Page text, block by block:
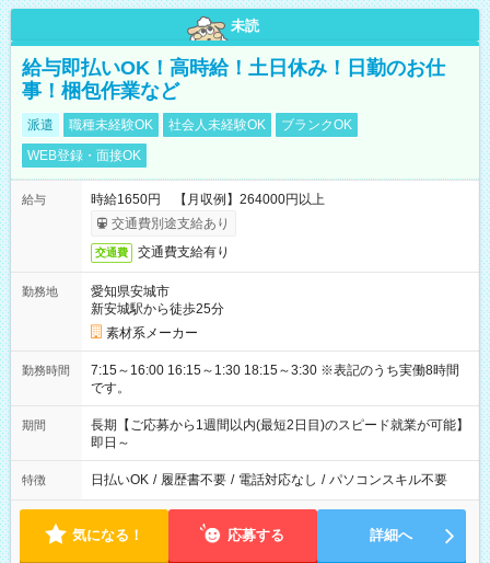
未読
給与即払いOK！高時給！土日休み！日勤のお仕
事！梱包作業など
派遣 職種未経験OK 社会人未経験OK
ブランクOK
WEB登録・面接OK
給与
時給1650円 【月収例】264000円以上
交通費別途支給あり
交通費 交通費支給有り
勤務地
愛知県安城市
新安城駅から徒歩25分
素材系メーカー
勤務時間
7:15～16:00 16:15～1:30 18:15～3:30 ※表記のうち実働8時間
です。
期間
長期【ご応募から1週間以内(最短2日目)のスピード就業が可能】
即日～
特徴 日払いOK / 履歴書不要 / 電話対応なし / パソコンスキル不要
気になる！ 応募する 詳細へ